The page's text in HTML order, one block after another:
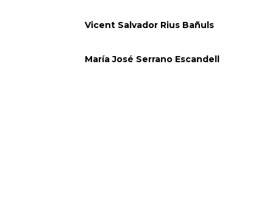
Vicent Salvador Rius Bañuls
María José Serrano Escandell